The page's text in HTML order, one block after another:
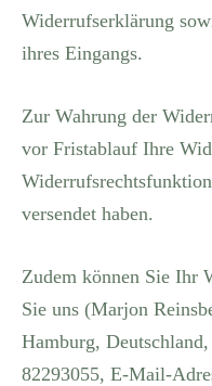
Widerrufserklärung
ihres Eingangs.
Zur Wahrung der
vor Fristablauf Ihre
versendet haben.
Zudem können Sie Ihr
Sie uns (Marjon
Hamburg,
82293055, E-Mail-